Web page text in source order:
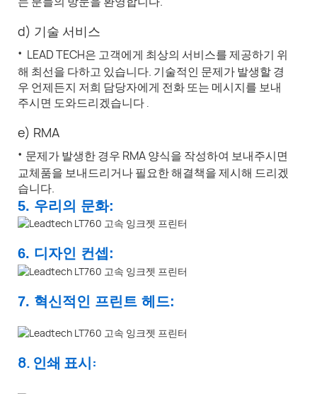
d) 기술 서비스
· LEAD TECH은 고객에게 최상의 서비스를 제공하기 위
해 최선을 다하고 있습니다. 기술적인 문제가 발생할 경
우 언제든지 저희 담당자에게 전화 또는 메시지를 보내
주시면 도와드리겠습니다
e) RMA
· 문제가 발생한 경우 RMA 양식을 작성하여 보내주시면
교체품을 보내드리거나 필요한 해결책을 제시해 드리겠
습니다.
5. 우리의 문화:
6. 디자인 컨셉:
7. 혁신적인 프린트 헤드:
8. 인쇄 표시: